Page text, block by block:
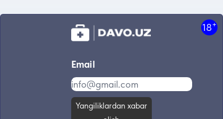
18+
Email
Yangiliklardan xabar